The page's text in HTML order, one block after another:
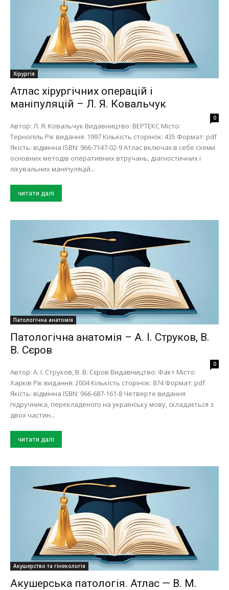
Хірургія
Атлас хірургічних операцій і
маніпуляцій – Л. Я. Ковальчук
0
Автор: Л. Я. Ковальчук Видавництво: ВЕРТЕКС Місто:
Тернопіль Рік видання: 1997 Кількість сторінок: 435 Формат: pdf
Якість: відмінна ISBN: 966-7147-02-9 Атлас включає в себе схеми
основних методів оперативних втручань, діагностичних і
лікувальних маніпуляцій...
читати далі
Патологічна анатомія
Патологічна анатомія – А. І. Струков, В.
В. Сєров
0
Автор: А. І. Струков, В. В. Сєров Видавництво: Факт Місто:
Харків Рік видання: 2004 Кількість сторінок: 874 Формат: pdf
Якість: відмінна ISBN: 966-687-161-8 Четверте видання
підручника, перекладеного на українську мову, складається з
двох частин...
читати далі
Акушерство та гінекологія
Акушерська патологія. Атлас — В. М.